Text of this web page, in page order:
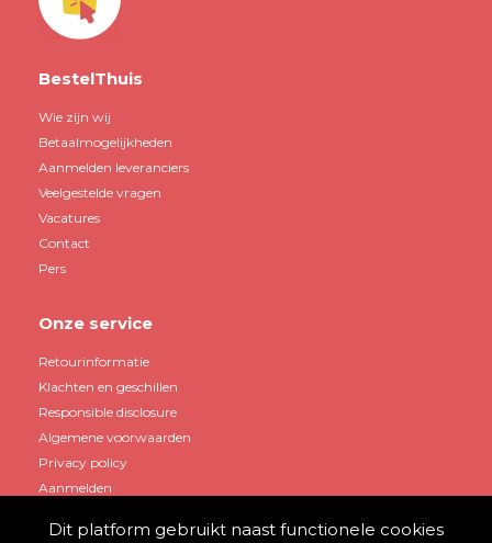
BestelThuis
Wie zijn wij
Betaalmogelijkheden
Aanmelden leveranciers
Veelgestelde vragen
Vacatures
Contact
Pers
Onze service
Retourinformatie
Klachten en geschillen
Responsible disclosure
Algemene voorwaarden
Privacy policy
Aanmelden
Dit platform gebruikt naast functionele cookies